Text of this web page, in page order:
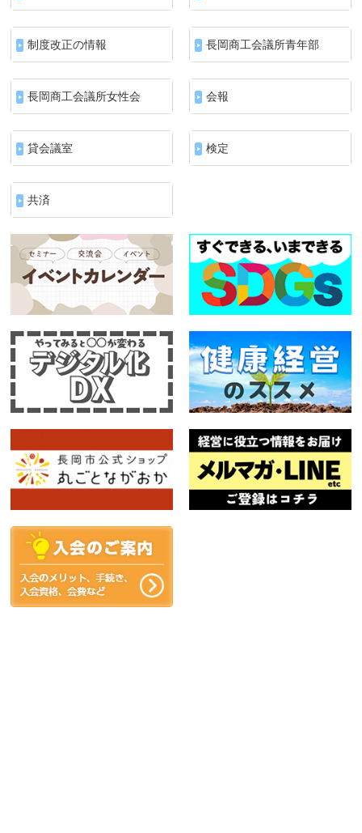
制度改正の情報 長岡商工会議所青年部
長岡商工会議所女性会 会報
貸会議室 検定
共済